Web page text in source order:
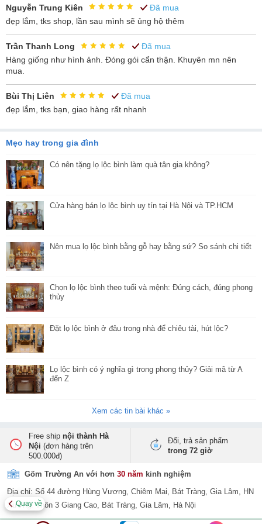
Bên cạnh đó sản phẩm còn được tô điểm bởi hình ảnh thanh tao,
tinh khiết của loài hoa sen. Một loại quốc hoa của dân tộc Việt
tượng trưng cho tinh thần giác ngộ, hướng thiện, vẻ đẹp tâm hồn,
khí tiết của con người.
Lọ Lộc bình Bát Tràng men lam Lý Ngư Vọng Nguyệt vẽ kĩ 1m6
rất sâu sắc trong đời sống tâm linh. Sản phẩm sẽ là món quà tặng,
quà biếu tới người thân, bạn bè tựa như lời chúc cho cuộc sống
gặp may mắn bình an.
Nguyễn Trung Kiên
Đã mua
đẹp lắm, tks shop, lần sau mình sẽ ủng hộ thêm
Trần Thanh Long
Đã mua
Hàng giống như hình ảnh. Đóng gói cẩn thận. Khuyên mn nên
mua.
Bùi Thị Liên
Đã mua
đẹp lắm, tks bạn, giao hàng rất nhanh
Mẹo hay trong gia đình
Có nên tặng lọ lộc bình làm quà tân gia không?
Cửa hàng bán lọ lộc bình uy tín tại Hà Nội và TP.HCM
Nên mua lọ lộc bình bằng gỗ hay bằng sứ? So sánh chi tiết
Chọn lọ lộc bình theo tuổi và mệnh: Đúng cách, đúng phong
thủy
Đặt lọ lộc bình ở đâu trong nhà để chiêu tài, hút lộc?
Lọ lộc bình có ý nghĩa gì trong phong thủy? Giải mã từ A
đến Z
Xem các tin bài khác »
Free ship nội thành Hà
Nội (đơn hàng trên
500.000đ)
Đổi, trả sản phẩm
trong 72 giờ
Gốm Trường An với hơn 30 năm kinh nghiệm
Địa chỉ: Số 44 đường Hùng Vương, Chiêm Mai, Bát Tràng, Gia Lâm, HN
Xưởng: Thôn 3 Giang Cao, Bát Tràng, Gia Lâm, Hà Nội
Quay về